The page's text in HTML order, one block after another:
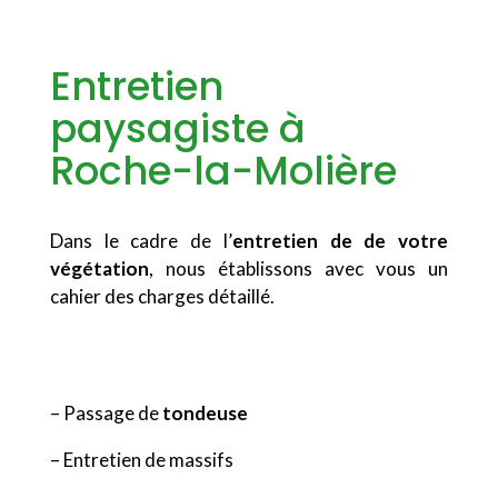
Entretien
paysagiste à
Roche-la-Molière
Dans le cadre de l’entretien de de votre
végétation, nous établissons avec vous un
cahier des charges détaillé.
– Passage detondeuse
– Entretien de massifs